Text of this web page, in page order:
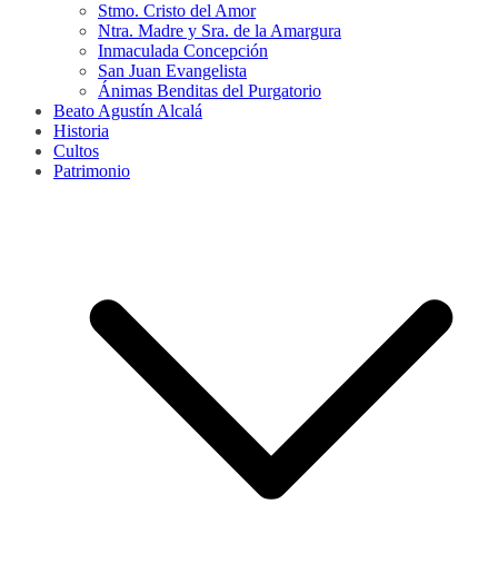
Stmo. Cristo del Amor
Ntra. Madre y Sra. de la Amargura
Inmaculada Concepción
San Juan Evangelista
Ánimas Benditas del Purgatorio
Beato Agustín Alcalá
Historia
Cultos
Patrimonio